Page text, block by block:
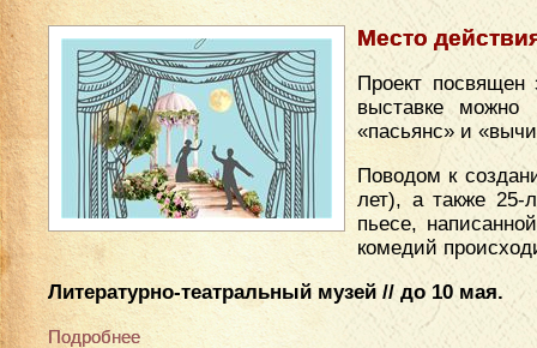
Место
Проект
выставке можно
«пасьянс» и
Поводом к
лет), а также 25-
пьесе,
комедий
Литературно-театральный музей // до 10 мая.
Подробнее